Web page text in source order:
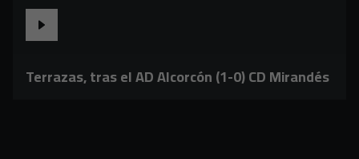
Terrazas, tras el AD Alcorcón (1-0) CD Mirandés